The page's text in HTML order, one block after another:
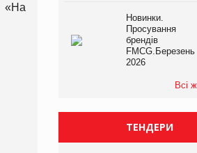
«На
Новинки.
Просування
брендів
FMCG.Березень
2026
Всі
ТЕНДЕРИ